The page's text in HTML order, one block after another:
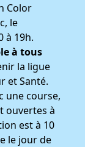
Color
le
à 19h.
à tous
la ligue
et Santé.
une course,
ouvertes à
est à 10
le jour de